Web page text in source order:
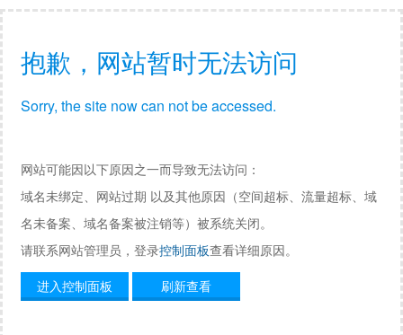
抱歉，网站暂时无法访问
Sorry, the site now can not be accessed.
网站可能因以下原因之一而导致无法访问：
域名未绑定、网站过期 以及其他原因（空间超标、流量超标、域
名未备案、域名备案被注销等）被系统关闭。
请联系网站管理员，登录控制面板查看详细原因。
进入控制面板
刷新查看